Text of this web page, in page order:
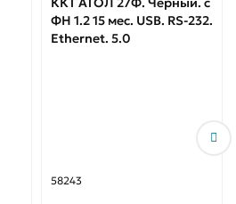
ФН 1.2 15 мес. USB. RS-232.
Ethernet. 5.0
58243